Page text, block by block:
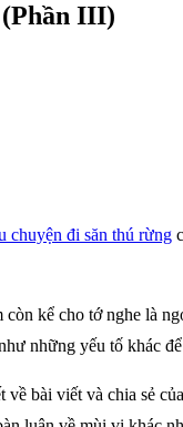
III)
chuyện đi săn thú rừng
còn kể cho tớ nghe là
những yếu tố khác
về bài viết và chia sẻ